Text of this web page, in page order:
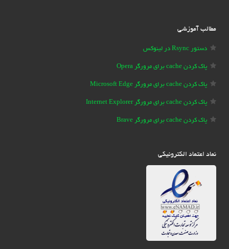
مطالب آموزشی
دستور Rsync در لینوکس
پاک کردن cache برای مرورگر Opera
پاک کردن cache برای مرورگر Microsoft Edge
پاک کردن cache برای مرورگر Internet Explorer
پاک کردن cache برای مرورگر Brave
نماد اعتماد الکترونیکی